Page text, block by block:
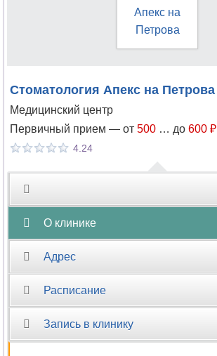
Стоматология Апекс на Петрова
Медицинский центр
Первичный прием — от 500 … до 600 ₽
4.24
О клинике
Адрес
Расписание
Запись в клинику